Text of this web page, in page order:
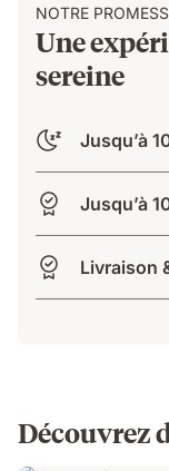
NOTRE
Une
sereine
Jusqu’à
Jusqu’à
Livraison
Découvrez